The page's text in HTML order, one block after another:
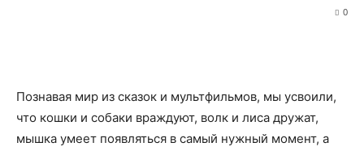
0
Познавая мир из сказок и мультфильмов, мы усвоили,
что кошки и собаки враждуют, волк и лиса дружат,
мышка умеет появляться в самый нужный момент, а